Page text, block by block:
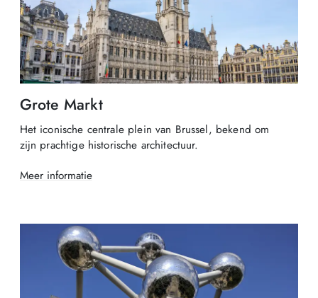
Grote Markt
Het iconische centrale plein van Brussel, bekend om
zijn prachtige historische architectuur.
Meer informatie